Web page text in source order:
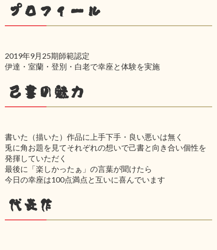
プロフィール
2019年9月25期師範認定
伊達・室蘭・登別・白老で幸座と体験を実施
己書の魅力
書いた（描いた）作品に上手下手・良い悪いは無く
兎に角お題を見てそれぞれの想いで己書と向き合い個性を
発揮していただく
最後に「楽しかったぁ」の言葉が聞けたら
今日の幸座は100点満点と互いに喜んでいます
代表作